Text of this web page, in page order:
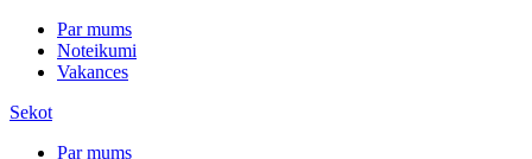
Par mums
Noteikumi
Vakances
Sekot
Par mums